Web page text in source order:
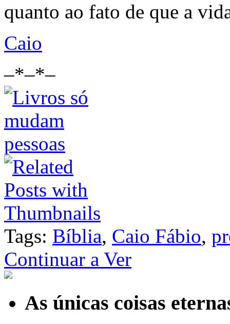
quanto ao fato de que a
Caio
–*–*–
Tags: Bíblia, Caio Fábio,
Continuar a Ver
As únicas coisas